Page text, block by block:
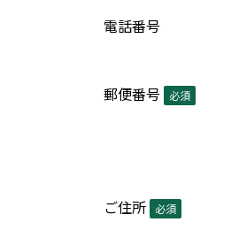
電話番号
郵便番号 必須
ご住所 必須